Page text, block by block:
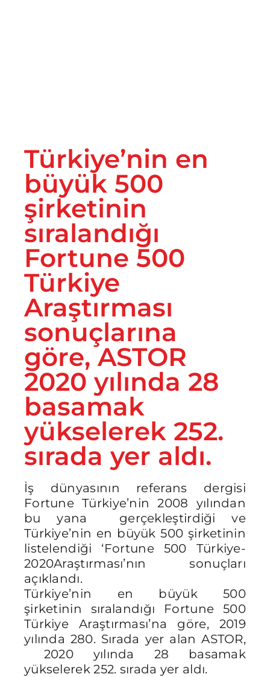
Türkiye’nin en
büyük 500
şirketinin
sıralandığı
Fortune 500
Türkiye
Araştırması
sonuçlarına
göre, ASTOR
2020 yılında 28
basamak
yükselerek 252.
sırada yer aldı.
İş dünyasının referans dergisi
Fortune Türkiye’nin 2008 yılından
bu yana gerçekleştirdiği ve
Türkiye’nin en büyük 500 şirketinin
listelendiği ‘Fortune 500 Türkiye-
2020Araştırması’nın sonuçları
açıklandı.
Türkiye’nin en büyük 500
şirketinin sıralandığı Fortune 500
Türkiye Araştırması’na göre, 2019
yılında 280. Sırada yer alan ASTOR,
2020 yılında 28 basamak
yükselerek 252. sırada yer aldı.